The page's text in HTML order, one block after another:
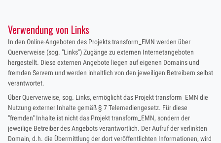
Verwendung von Links
In den Online-Angeboten des Projekts transform_EMN werden über
Querverweise (sog. "Links") Zugänge zu externen Internetangeboten
hergestellt. Diese externen Angebote liegen auf eigenen Domains und
fremden Servern und werden inhaltlich von den jeweiligen Betreibern selbst
verantwortet.
Über Querverweise, sog. Links, ermöglicht das Projekt transform_EMN die
Nutzung externer Inhalte gemäß § 7 Telemediengesetz. Für diese
"fremden" Inhalte ist nicht das Projekt transform_EMN, sondern der
jeweilige Betreiber des Angebots verantwortlich. Der Aufruf der verlinkten
Domain, d.h. die Übermittlung der dort veröffentlichten Informationen, wird